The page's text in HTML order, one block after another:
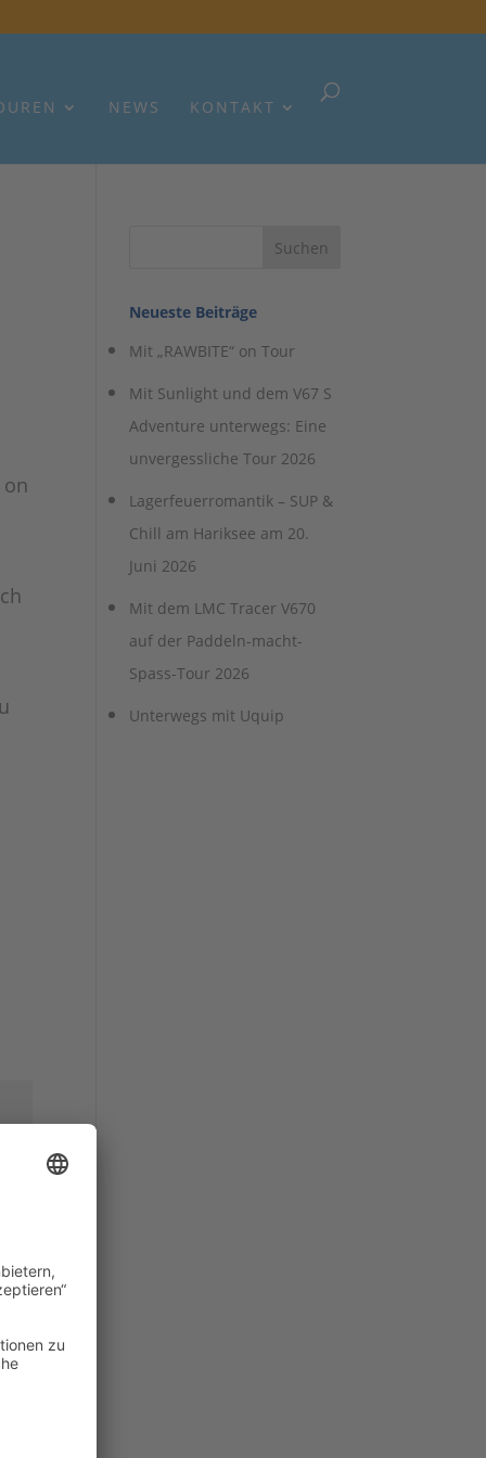
NEWS KONTAKT
Neueste Beiträge
Mit „RAWBITE“ on Tour
Mit Sunlight und dem V67 S
Adventure unterwegs: Eine
unvergessliche Tour 2026
Lagerfeuerromantik – SUP &
Chill am Hariksee am 20.
Juni 2026
Mit dem LMC Tracer V670
auf der Paddeln-macht-
Spass-Tour 2026
Unterwegs mit Uquip